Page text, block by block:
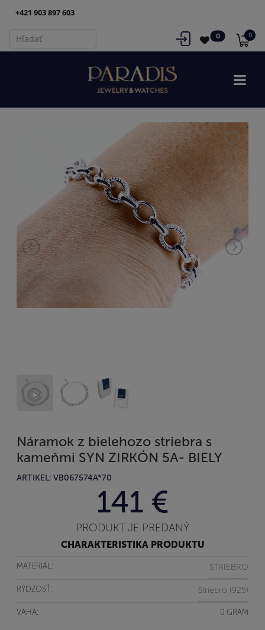
+421 903 897 603
0 0
Náramok z bielehozo striebra s
kameňmi SYN ZIRKÓN 5A- BIELY
ARTIKEL: VB067574A*70
141 €
PRODUKT JE PREDANÝ
CHARAKTERISTIKA PRODUKTU
MATERIÁL: STRIEBRO
RÝDZOSŤ: Striebro (925)
VÁHA: 0 GRAM